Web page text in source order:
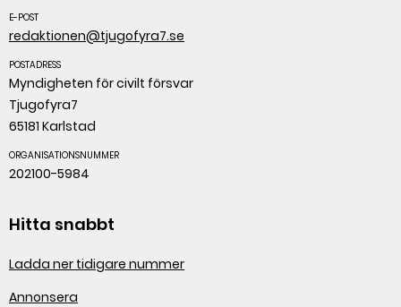
E-POST
redaktionen@tjugofyra7.se
POSTADRESS
Myndigheten för civilt försvar
Tjugofyra7
65181 Karlstad
ORGANISATIONSNUMMER
202100-5984
Hitta snabbt
Ladda ner tidigare nummer
Annonsera